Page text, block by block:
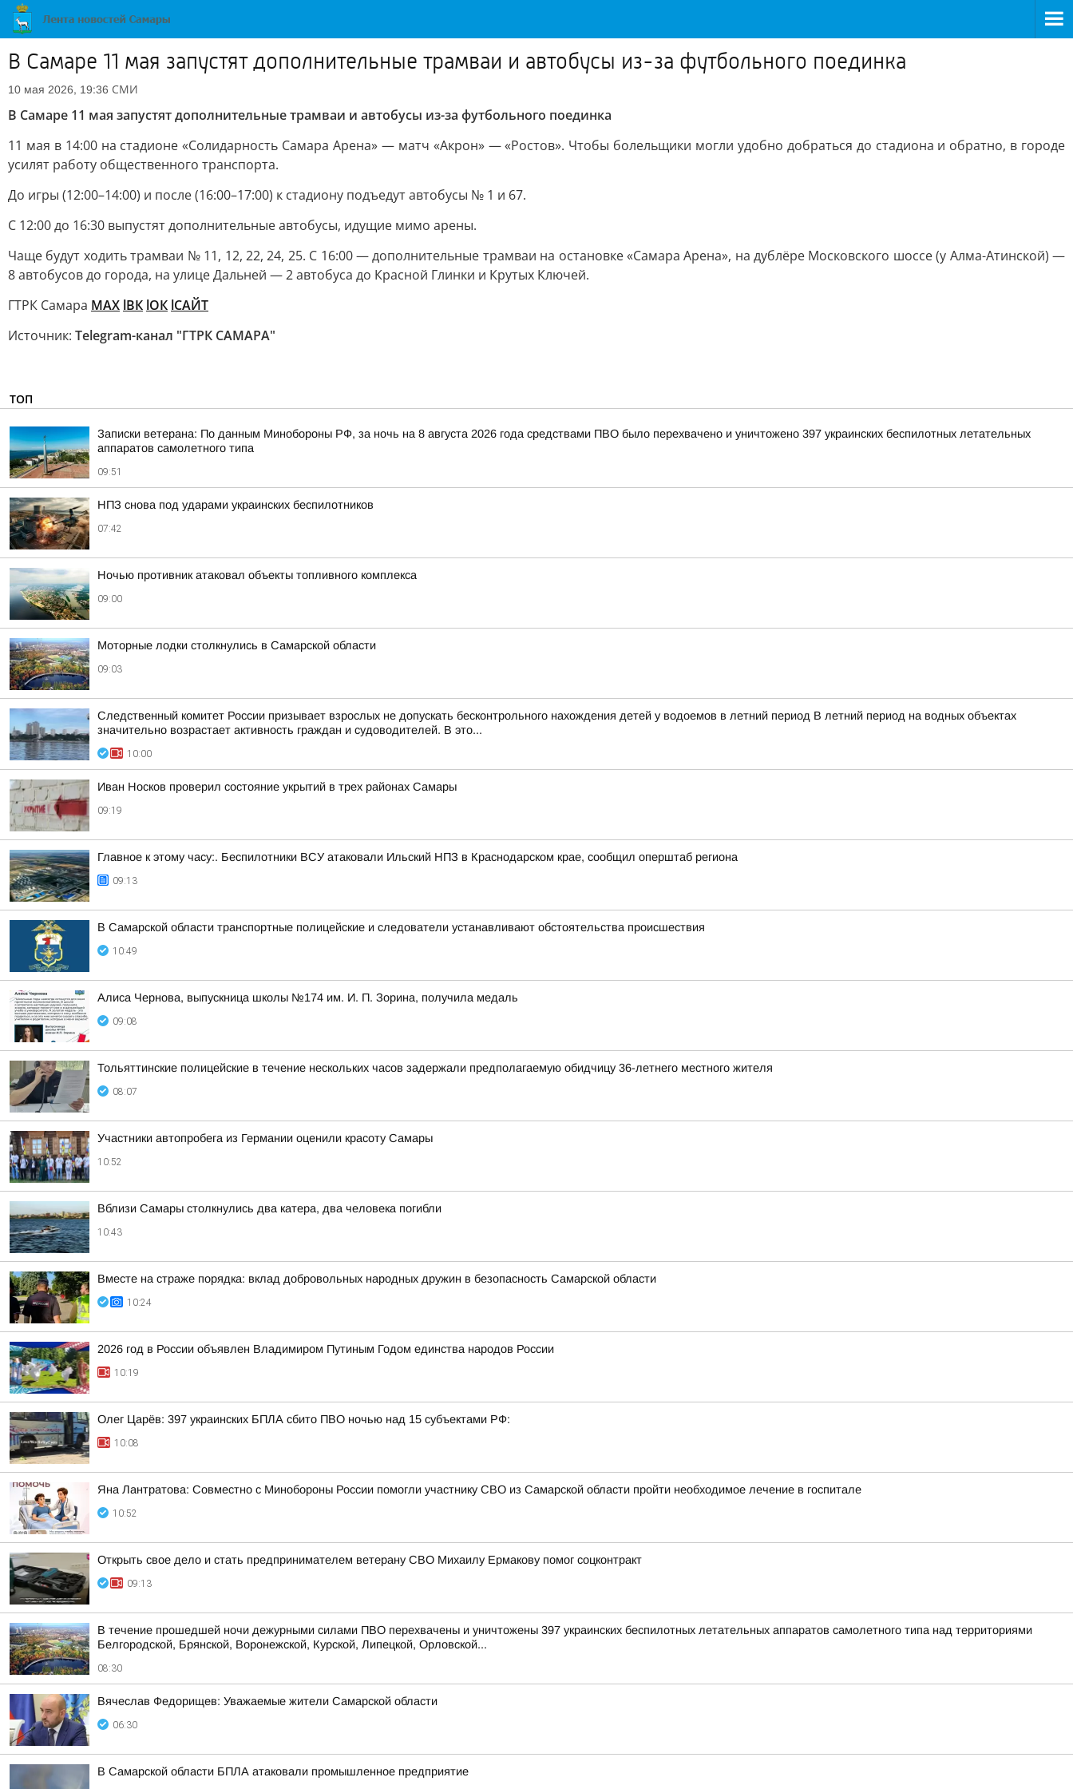
В Самаре 11 мая запустят дополнительные трамваи и автобусы из-за футбольного поединка
10 мая 2026, 19:36 СМИ
В Самаре 11 мая запустят дополнительные трамваи и автобусы из-за футбольного поединка
11 мая в 14:00 на стадионе «Солидарность Самара Арена» — матч «Акрон» — «Ростов». Чтобы болельщики могли удобно добраться до стадиона и обратно, в городе
усилят работу общественного транспорта.
До игры (12:00–14:00) и после (16:00–17:00) к стадиону подъедут автобусы № 1 и 67.
С 12:00 до 16:30 выпустят дополнительные автобусы, идущие мимо арены.
Чаще будут ходить трамваи № 11, 12, 22, 24, 25. С 16:00 — дополнительные трамваи на остановке «Самара Арена», на дублёре Московского шоссе (у Алма-Атинской) —
8 автобусов до города, на улице Дальней — 2 автобуса до Красной Глинки и Крутых Ключей.
ГТРК Самара MAX lВК lОК lСАЙТ
Источник: Telegram-канал "ГТРК САМАРА"
ТОП
Записки ветерана: По данным Минобороны РФ, за ночь на 8 августа 2026 года средствами ПВО было перехвачено и уничтожено 397 украинских беспилотных летательных
аппаратов самолетного типа
09:51
НПЗ снова под ударами украинских беспилотников
07:42
Ночью противник атаковал объекты топливного комплекса
09:00
Моторные лодки столкнулись в Самарской области
09:03
Следственный комитет России призывает взрослых не допускать бесконтрольного нахождения детей у водоемов в летний период В летний период на водных объектах
значительно возрастает активность граждан и судоводителей. В это...
10:00
Иван Носков проверил состояние укрытий в трех районах Самары
09:19
Главное к этому часу:. Беспилотники ВСУ атаковали Ильский НПЗ в Краснодарском крае, сообщил оперштаб региона
09:13
В Самарской области транспортные полицейские и следователи устанавливают обстоятельства происшествия
10:49
Алиса Чернова, выпускница школы №174 им. И. П. Зорина, получила медаль
09:08
Тольяттинские полицейские в течение нескольких часов задержали предполагаемую обидчицу 36-летнего местного жителя
08:07
Участники автопробега из Германии оценили красоту Самары
10:52
Вблизи Самары столкнулись два катера, два человека погибли
10:43
Вместе на страже порядка: вклад добровольных народных дружин в безопасность Самарской области
10:24
2026 год в России объявлен Владимиром Путиным Годом единства народов России
10:19
Олег Царёв: 397 украинских БПЛА сбито ПВО ночью над 15 субъектами РФ:
10:08
Яна Лантратова: Совместно с Минобороны России помогли участнику СВО из Самарской области пройти необходимое лечение в госпитале
10:52
Открыть свое дело и стать предпринимателем ветерану СВО Михаилу Ермакову помог соцконтракт
09:13
В течение прошедшей ночи дежурными силами ПВО перехвачены и уничтожены 397 украинских беспилотных летательных аппаратов самолетного типа над территориями
Белгородской, Брянской, Воронежской, Курской, Липецкой, Орловской...
08:30
Вячеслав Федорищев: Уважаемые жители Самарской области
06:30
В Самарской области БПЛА атаковали промышленное предприятие